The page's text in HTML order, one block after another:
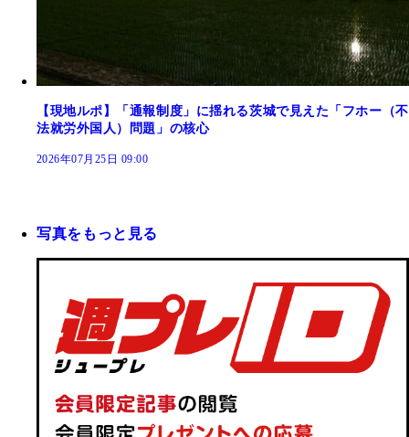
【現地ルポ】「通報制度」に揺れる茨城で見えた「フホー（不
法就労外国人）問題」の核心
2026年07月25日 09:00
写真をもっと見る